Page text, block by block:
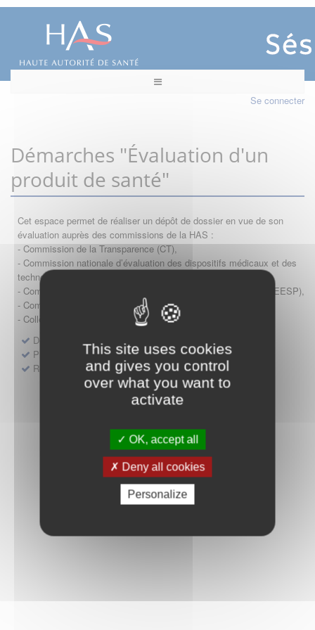
This site uses cookies
and gives you control
over what you want to
activate
OK, accept all
Deny all cookies
Personalize
Se connecter
Démarches "Évaluation d'un
produit de santé"
Cet espace permet de réaliser un dépôt de dossier en vue de son
évaluation auprès des commissions de la HAS :
- Commission de la Transparence (CT),
- Commission nationale d’évaluation des dispositifs médicaux et des
technologies de santé (CNEDiMTS),
- Commission d'évaluation économique et de santé publique (CEESP),
- Commission technique des vaccinations (CTV)
- Collège HAS (Forfait innovation : DM, DM-DIV, actes)
Dépôt d'un dossier pour un produit de santé
Protocoles d'études post-inscription
Rencontres précoces